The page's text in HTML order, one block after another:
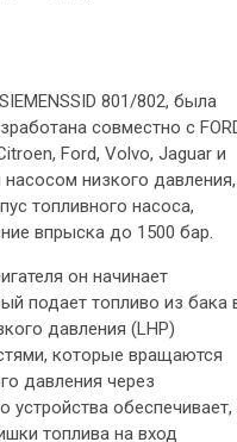
801/802, была
совместно с
Ford, Volvo, Jaguar и
низкого давления,
топливного насоса,
впрыска до 1500 бар.
он начинает
подает топливо из бака
давления (LHP)
которые вращаются
давления через
обеспечивает,
топлива на вход